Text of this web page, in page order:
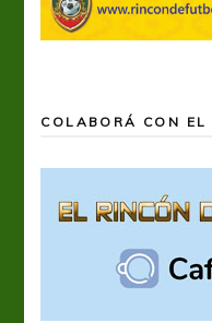
COLABORÁ CON EL